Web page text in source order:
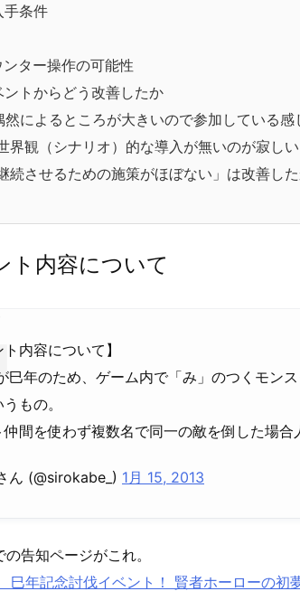
手条件
ター操作の可能性
ントからどう改善したか
然によるところが大きいので参加している
世界観（シナリオ）的な導入が無いのが寂し
継続させるための施策がほぼない」は改善した
ト内容について
ト内容について】
巳年のため、ゲーム内で「み」のつくモン
もの。
仲間を使わず複数名で同一の敵を倒した場合
ん (@sirokabe_) 1月 15, 2013
告知ページがこれ。
巳年記念討伐イベント！ 賢者ホーローの